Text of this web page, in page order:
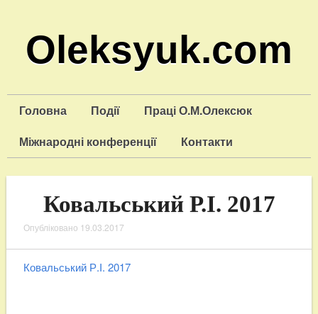
Oleksyuk.com
Головна Події
Праці О.М.Олексюк
Міжнародні конференції
Контакти
Ковальський Р.І. 2017
Опубліковано 19.03.2017
Ковальський Р.І. 2017